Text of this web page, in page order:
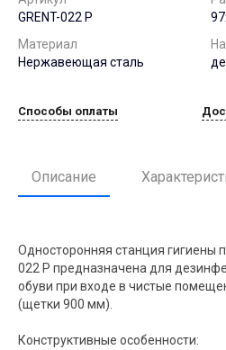
GRENT-022 P
Материал
Нержавеющая сталь
Способы оплаты
Описание
Односторонняя станция гигиены
022 P предназначена для
обуви при входе в чистые
(щетки 900 мм).
Конструктивные особенности: